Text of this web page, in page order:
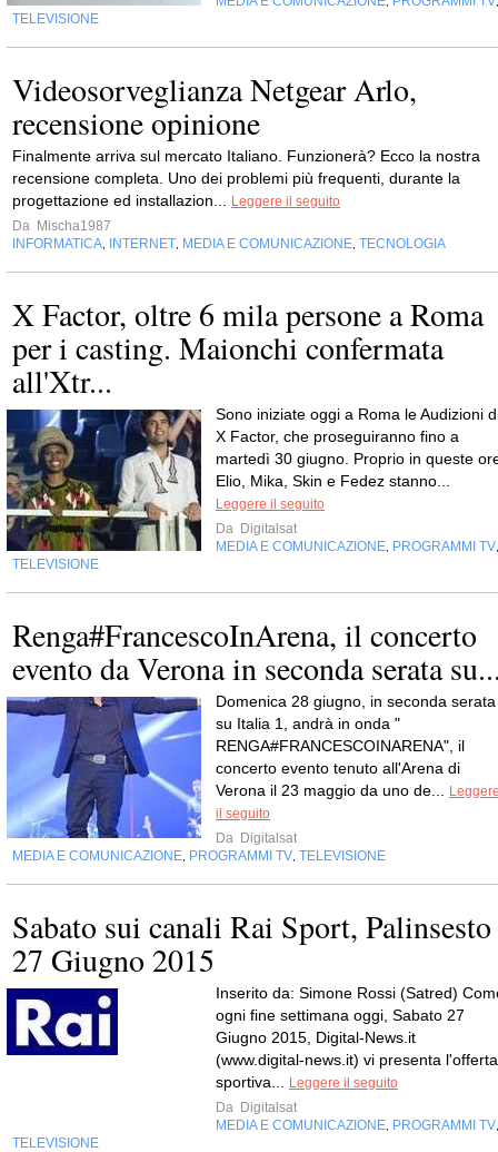
TELEVISIONE
Videosorveglianza Netgear Arlo,
recensione opinione
Finalmente arriva sul mercato Italiano. Funzionerà? Ecco la nostra
recensione completa. Uno dei problemi più frequenti, durante la
progettazione ed installazion...
Leggere il seguito
Da Mischa1987
INFORMATICA
INTERNET MEDIA E COMUNICAZIONE TECNOLOGIA
X Factor, oltre 6 mila persone a Roma
per i casting. Maionchi confermata
all'Xtr...
Sono iniziate oggi a Roma le Audizioni
X Factor, che proseguiranno fino a
martedì 30 giugno. Proprio in queste
Elio, Mika, Skin e Fedez stanno...
Leggere il seguito
Da Digitalsat
MEDIA E COMUNICAZIONE PROGRAMMI TV
TELEVISIONE
Renga#FrancescoInArena, il concerto
evento da Verona in seconda serata
Domenica 28 giugno, in seconda serata
su Italia 1, andrà in onda "
RENGA#FRANCESCOINARENA", il
concerto evento tenuto all'Arena di
Verona il 23 maggio da uno de...
il seguito
Da Digitalsat
MEDIA E COMUNICAZIONE PROGRAMMI TV TELEVISIONE
Sabato sui canali Rai Sport, Palinsesto
27 Giugno 2015
Inserito da: Simone Rossi (Satred)
ogni fine settimana oggi, Sabato 27
Giugno 2015, Digital-News.it
(www.digital-news.it) vi presenta l'offerta
sportiva...
Leggere il seguito
Da Digitalsat
MEDIA E COMUNICAZIONE PROGRAMMI TV
TELEVISIONE